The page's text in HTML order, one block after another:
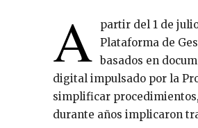
A
partir del 1 de
Plataforma de
basados en
digital impulsado por la
simplificar
durante años implicaron